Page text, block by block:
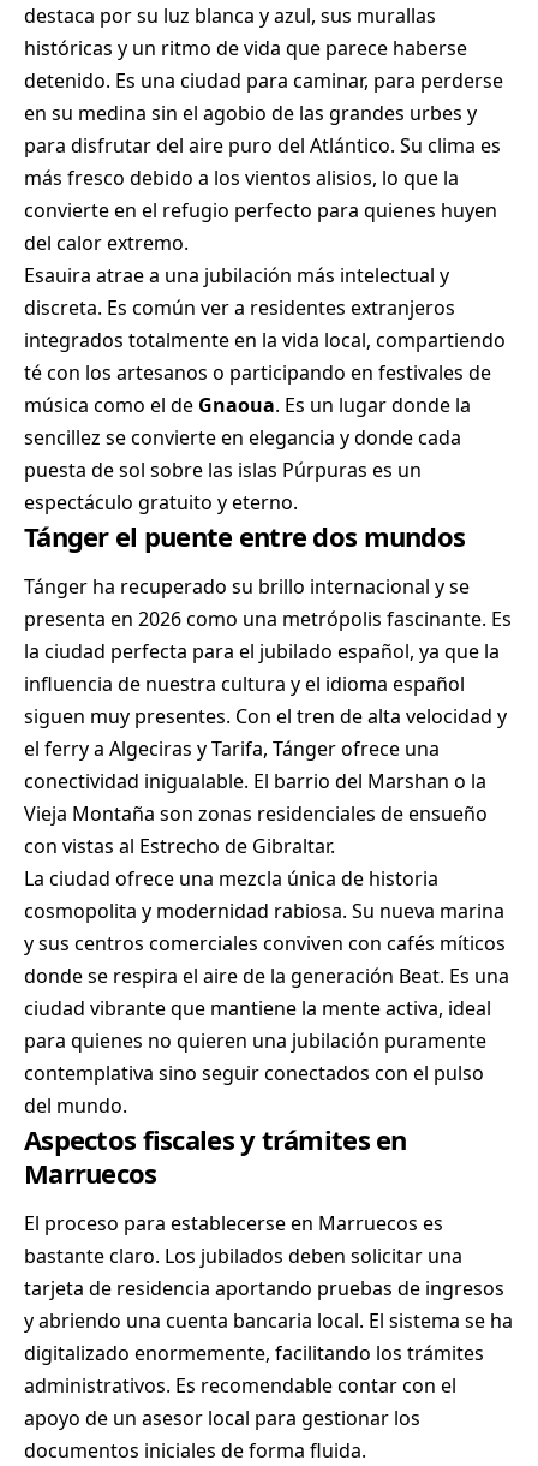
destaca por su luz blanca y azul, sus murallas
históricas y un ritmo de vida que parece haberse
detenido. Es una ciudad para caminar, para perderse
en su medina sin el agobio de las grandes urbes y
para disfrutar del aire puro del Atlántico. Su clima es
más fresco debido a los vientos alisios, lo que la
convierte en el refugio perfecto para quienes huyen
del calor extremo.
Esauira atrae a una jubilación más intelectual y
discreta. Es común ver a residentes extranjeros
integrados totalmente en la vida local, compartiendo
té con los artesanos o participando en festivales de
música como el de Gnaoua. Es un lugar donde la
sencillez se convierte en elegancia y donde cada
puesta de sol sobre las islas Púrpuras es un
espectáculo gratuito y eterno.
Tánger el puente entre dos mundos
Tánger ha recuperado su brillo internacional y se
presenta en 2026 como una metrópolis fascinante. Es
la ciudad perfecta para el jubilado español, ya que la
influencia de nuestra cultura y el idioma español
siguen muy presentes. Con el tren de alta velocidad y
el ferry a Algeciras y Tarifa, Tánger ofrece una
conectividad inigualable. El barrio del Marshan o la
Vieja Montaña son zonas residenciales de ensueño
con vistas al Estrecho de Gibraltar.
La ciudad ofrece una mezcla única de historia
cosmopolita y modernidad rabiosa. Su nueva marina
y sus centros comerciales conviven con cafés míticos
donde se respira el aire de la generación Beat. Es una
ciudad vibrante que mantiene la mente activa, ideal
para quienes no quieren una jubilación puramente
contemplativa sino seguir conectados con el pulso
del mundo.
Aspectos fiscales y trámites en
Marruecos
El proceso para establecerse en Marruecos es
bastante claro. Los jubilados deben solicitar una
tarjeta de residencia aportando pruebas de ingresos
y abriendo una cuenta bancaria local. El sistema se ha
digitalizado enormemente, facilitando los trámites
administrativos. Es recomendable contar con el
apoyo de un asesor local para gestionar los
documentos iniciales de forma fluida.